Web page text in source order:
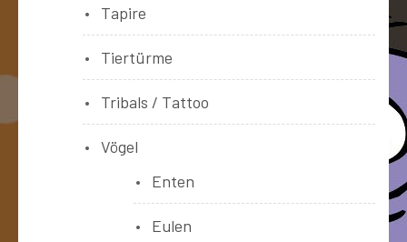
Tapire
Tiertürme
Tribals / Tattoo
Vögel
Enten
Eulen